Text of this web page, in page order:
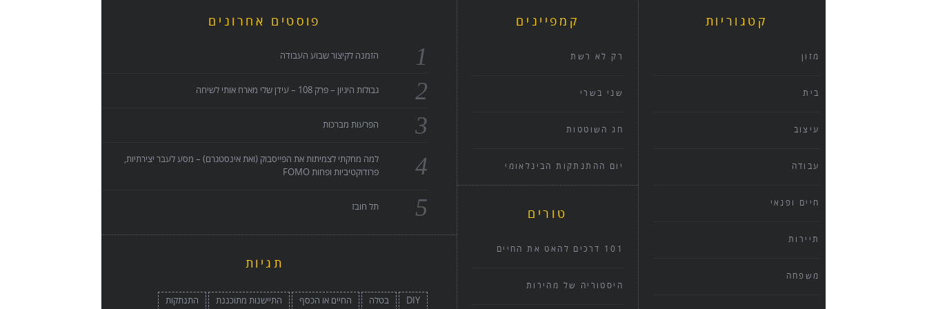
פוסטים אחרונים
הזמנה לקיצור שבוע העבודה
גבולות היגיון – פרק 108 – עידן שלי מארח אותי לשיחה
הפרעות מברכות
למה מחקתי לצמיתות את הפייסבוק (ואת אינסטגרם) – מסע לעבר יצירתיות,
פרודוקטיביות ופחות FOMO
תל חובז
תגיות
DIY בטלה החיים או הכסף התיישנות מתוכננת התנתקות
קמפיינים
רק לא רשת
שני בשרי
חג השוטטות
יום ההתנתקות הבינלאומי
טורים
101 דרכים להאט את החיים
היסטוריה של מהירות
קטגוריות
מזון
בית
עיצוב
עבודה
חיים ופנאי
תיירות
משפחה